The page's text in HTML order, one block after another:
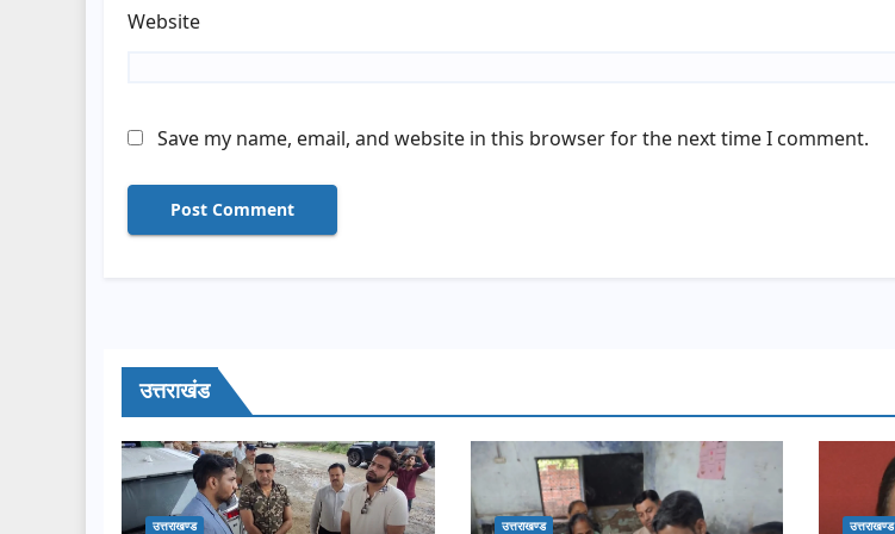
Website
Save my name, email, and website in this browser for the next time I comment.
उत्तराखंड
उत्तराखण्ड उत्तराखण्ड उत्तराखण्ड